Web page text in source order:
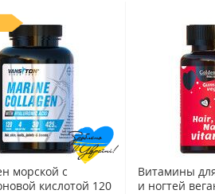
морской с
кислотой 120
Витамины
и ногтей